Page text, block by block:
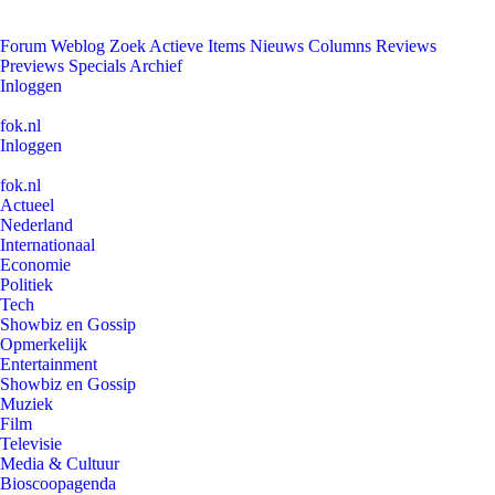
Forum Weblog Zoek Actieve Items Nieuws Columns Reviews
Previews Specials Archief
Inloggen
fok.nl
Inloggen
fok.nl
Actueel
Nederland
Internationaal
Economie
Politiek
Tech
Showbiz en Gossip
Opmerkelijk
Entertainment
Showbiz en Gossip
Muziek
Film
Televisie
Media & Cultuur
Bioscoopagenda